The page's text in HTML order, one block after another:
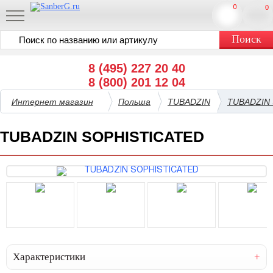
8 (495) 227 20 40
8 (800) 201 12 04
0
0
Интернет магазин Польша TUBADZIN TUBADZIN
TUBADZIN SOPHISTICATED
Характеристики